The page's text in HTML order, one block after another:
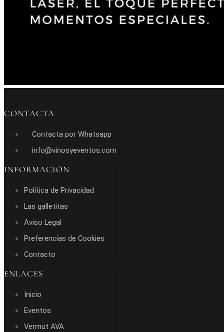
CONTACTA
Contacta por Whatsapp
info@vinosyeventos.com
INFORMACIÓN
Política de Privacidad
Las galletitas
Aviso Legal
Preferencias de Cookies
Contacto
ENLACES
Inicio
Eventos
Vermut AVA